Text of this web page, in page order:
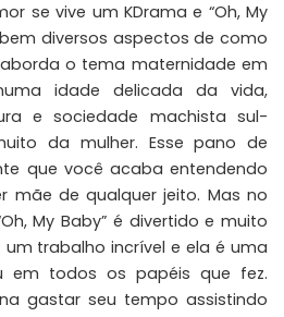
se vive um KDrama e “Oh, My
diversos aspectos de como
o tema maternidade em
idade delicada da vida,
e sociedade machista sul-
da mulher. Esse pano de
que você acaba entendendo
mãe de qualquer jeito. Mas no
My Baby” é divertido e muito
um trabalho incrível e ela é uma
em todos os papéis que fez.
gastar seu tempo assistindo